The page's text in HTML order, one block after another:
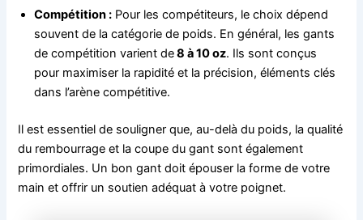
Compétition : Pour les compétiteurs, le choix dépend
souvent de la catégorie de poids. En général, les gants
de compétition varient de8 à 10 oz. Ils sont conçus
pour maximiser la rapidité et la précision, éléments clés
dans l’arène compétitive.
Il est essentiel de souligner que, au-delà du poids, la qualité
du rembourrage et la coupe du gant sont également
primordiales. Un bon gant doit épouser la forme de votre
main et offrir un soutien adéquat à votre poignet.